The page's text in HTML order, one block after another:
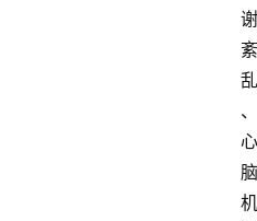
谢
紊
乱
、
心
脑
机